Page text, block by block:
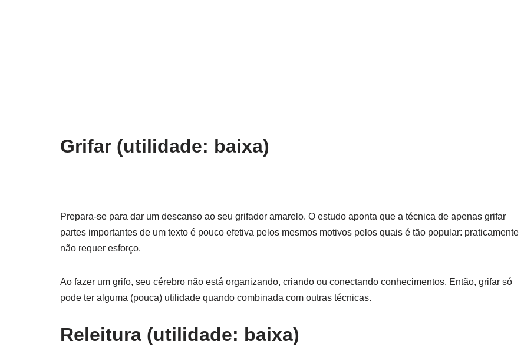
Grifar (utilidade: baixa)
Prepara-se para dar um descanso ao seu grifador amarelo. O estudo aponta que a técnica de apenas grifar
partes importantes de um texto é pouco efetiva pelos mesmos motivos pelos quais é tão popular: praticamente
não requer esforço.
Ao fazer um grifo, seu cérebro não está organizando, criando ou conectando conhecimentos. Então, grifar só
pode ter alguma (pouca) utilidade quando combinada com outras técnicas.
Releitura (utilidade: baixa)